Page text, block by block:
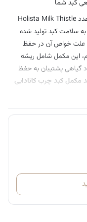
کبد شما
عصاره خار مریم هولیستا 7500 میلی گرم 240 عدد Holista Milk Thistle
سلامت کبد تولید شده
علت خواص آن در حفظ
این مکمل شامل ریشه
گیاهی پشتیبان به حفظ
مکمل کبد چرب کانادایی
را تجربه کنید.